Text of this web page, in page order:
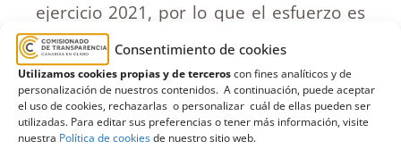
Consentimiento de cookies
Utilizamos cookies propias y de terceroscon fines analíticos y de
personalización de nuestros contenidos. A continuación, puede aceptar
el uso de cookies, rechazarlas o personalizar cuál de ellas pueden ser
utilizadas. Para editar sus preferencias o tener más información, visite
nuestra Política de cookiesde nuestro sitio web.
ejercicio 2021, por lo que el esfuerzo es
considerablemente mayor teniendo en
cuenta que en cuatro meses tuvieron
que crear una página web, dar
cumplimiento de sus obligaciones de
transparencia y presentar la declaración